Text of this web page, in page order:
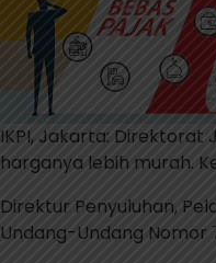
IKPI, Jakarta: Direktorat
harganya lebih murah.
Direktur Penyuluhan,
Undang-Undang Nomor